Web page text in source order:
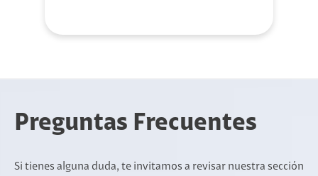
Preguntas Frecuentes
Si tienes alguna duda, te invitamos a revisar nuestra sección